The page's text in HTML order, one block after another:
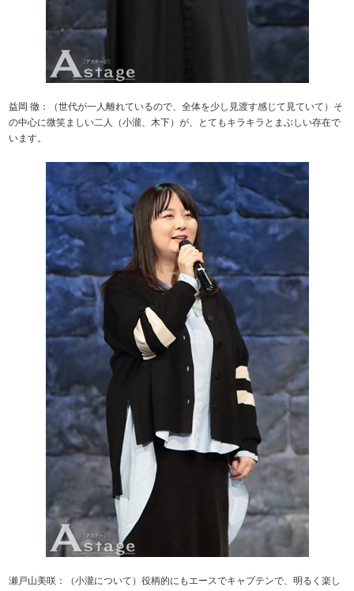
益岡 徹：（世代が一人離れているので、全体を少し見渡す感じて見ていて）そ
の中心に微笑ましい二人（小瀧、木下）が、とてもキラキラとまぶしい存在で
います。
瀬戸山美咲：（小瀧について）役柄的にもエースでキャプテンで、明るく楽し